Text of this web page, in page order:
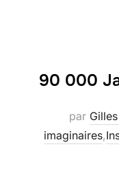
90 000
par
imaginaires,